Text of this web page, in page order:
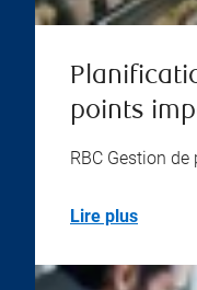
points
RBC Gestion
Lire plus